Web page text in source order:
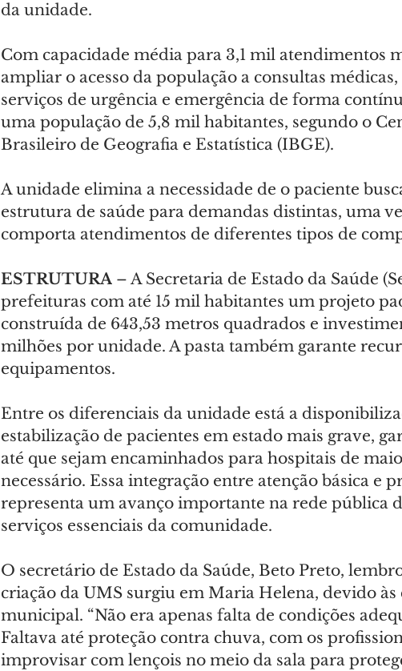
da unidade.
Com capacidade média para 3,1 mil atendimentos
ampliar o acesso da população a consultas
serviços de urgência e emergência de forma
uma população de 5,8 mil habitantes, segundo o
Brasileiro de Geografia e Estatística (IBGE).
A unidade elimina a necessidade de o paciente
estrutura de saúde para demandas distintas, uma
comporta atendimentos de diferentes tipos de
ESTRUTURA – A Secretaria de Estado da Saúde
prefeituras com até 15 mil habitantes um projeto
construída de 643,53 metros quadrados e
milhões por unidade. A pasta também garante
equipamentos.
Entre os diferenciais da unidade está a
estabilização de pacientes em estado mais grave,
até que sejam encaminhados para hospitais de
necessário. Essa integração entre atenção básica e
representa um avanço importante na rede pública
serviços essenciais da comunidade.
O secretário de Estado da Saúde, Beto Preto,
criação da UMS surgiu em Maria Helena, devido às
municipal. “Não era apenas falta de condições
Faltava até proteção contra chuva, com os
improvisar com lençois no meio da sala para